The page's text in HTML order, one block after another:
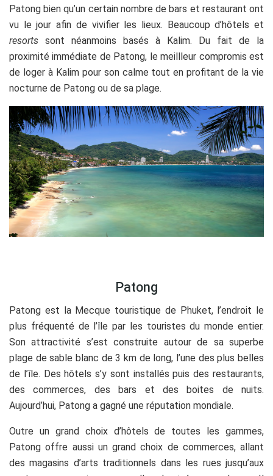
Patong bien qu’un certain nombre de bars et restaurant ont
vu le jour afin de vivifier les lieux. Beaucoup d’hôtels et
resorts sont néanmoins basés à Kalim. Du fait de la
proximité immédiate de Patong, le meillleur compromis est
de loger à Kalim pour son calme tout en profitant de la vie
nocturne de Patong ou de sa plage.
Patong
Patong est la Mecque touristique de Phuket, l’endroit le
plus fréquenté de l’île par les touristes du monde entier.
Son attractivité s’est construite autour de sa superbe
plage de sable blanc de 3 km de long, l’une des plus belles
de l’île. Des hôtels s’y sont installés puis des restaurants,
des commerces, des bars et des boites de nuits.
Aujourd’hui, Patong a gagné une réputation mondiale.
Outre un grand choix d’hôtels de toutes les gammes,
Patong offre aussi un grand choix de commerces, allant
des magasins d’arts traditionnels dans les rues jusqu’aux